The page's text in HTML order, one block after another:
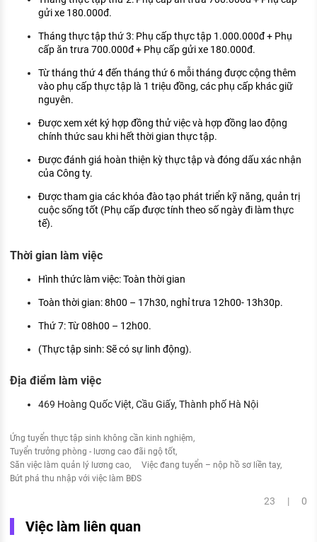
gửi xe 180.000đ.
Tháng thực tập thứ 3: Phụ cấp thực tập 1.000.000đ + Phụ
cấp ăn trưa 700.000đ + Phụ cấp gửi xe 180.000đ.
Từ tháng thứ 4 đến tháng thứ 6 mỗi tháng được cộng thêm
vào phụ cấp thực tập là 1 triệu đồng, các phụ cấp khác giữ
nguyên.
Được xem xét ký hợp đồng thử việc và hợp đồng lao động
chính thức sau khi hết thời gian thực tập.
Được đánh giá hoàn thiện kỳ thực tập và đóng dấu xác nhận
của Công ty.
Được tham gia các khóa đào tạo phát triển kỹ năng, quản trị
cuộc sống tốt (Phụ cấp được tính theo số ngày đi làm thực
tế).
Thời gian làm việc
Hình thức làm việc: Toàn thời gian
Toàn thời gian: 8h00 – 17h30, nghỉ trưa 12h00- 13h30p.
Thứ 7: Từ 08h00 – 12h00.
(Thực tập sinh: Sẽ có sự linh động).
Địa điểm làm việc
469 Hoàng Quốc Việt, Cầu Giấy, Thành phố Hà Nội
Ứng tuyển thực tập sinh không cần kinh nghiệm
Tuyển trưởng phòng - lương cao đãi ngộ tốt
Săn việc làm quản lý lương cao
Việc đang tuyển – nộp hồ sơ liền tay
Bứt phá thu nhập với việc làm BĐS
23 | 0
Việc làm liên quan